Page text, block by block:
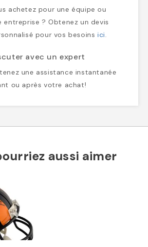
achetez pour une équipe ou
entreprise ? Obtenez un devis
pour vos besoinsici.
avec un expert
une assistance instantanée
ou après votre achat!
aussi aimer